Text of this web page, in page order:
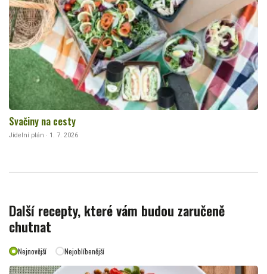
Svačiny na cesty
Jídelní plán · 1. 7. 2026
Další recepty, které vám budou zaručeně
chutnat
Nejnovější Nejoblíbenější